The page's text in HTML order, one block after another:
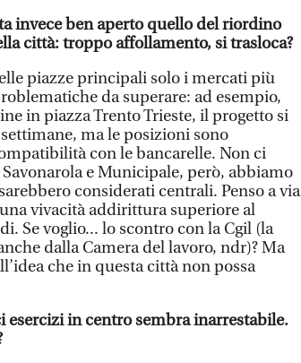
invece ben aperto quello del riordino
città: troppo affollamento, si trasloca?
piazze principali solo i mercati più
da superare: ad esempio,
in piazza Trento Trieste, il progetto si
ma le posizioni sono
con le bancarelle. Non ci
e Municipale, però, abbiamo
considerati centrali. Penso a via
vivacità addirittura superiore al
Se voglio... lo scontro con la Cgil (la
dalla Camera del lavoro, ndr)? Ma
che in questa città non possa
esercizi in centro sembra inarrestabile.